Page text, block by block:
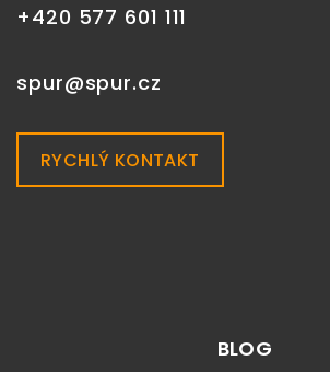
+420 577 601 111
spur@spur.cz
RYCHLÝ KONTAKT
BLOG